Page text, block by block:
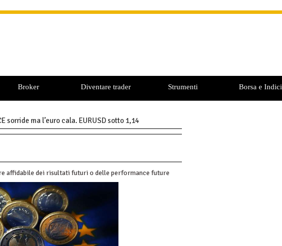
Broker Diventare trader Strumenti Borsa e Indici
sorride ma l’euro cala. EURUSD sotto 1,14
affidabile dei risultati futuri o delle performance future